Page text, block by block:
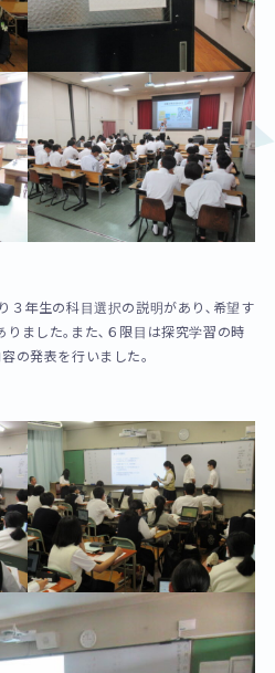
３年生の科目選択の説明があり､希望す
りました｡また､６限目は探究学習の時
の発表を行いました。